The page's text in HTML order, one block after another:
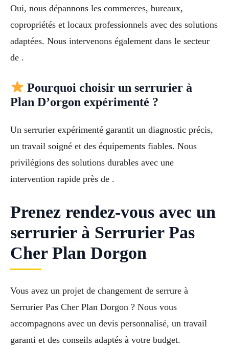
Oui, nous dépannons les commerces, bureaux,
copropriétés et locaux professionnels avec des solutions
adaptées. Nous intervenons également dans le secteur
de .
Pourquoi choisir un serrurier à
Plan D’orgon expérimenté ?
Un serrurier expérimenté garantit un diagnostic précis,
un travail soigné et des équipements fiables. Nous
privilégions des solutions durables avec une
intervention rapide près de .
Prenez rendez-vous avec un
serrurier à Serrurier Pas
Cher Plan Dorgon
Vous avez un projet de changement de serrure à
Serrurier Pas Cher Plan Dorgon ? Nous vous
accompagnons avec un devis personnalisé, un travail
garanti et des conseils adaptés à votre budget.